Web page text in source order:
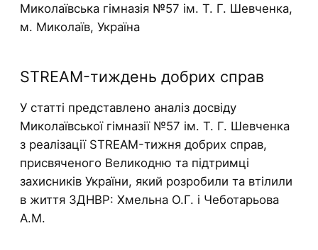
Миколаївська гімназія №57 ім. Т. Г. Шевченка,
м. Миколаїв, Україна
STREAM-тиждень добрих справ
У статті представлено аналіз досвіду
Миколаївської гімназії №57 ім. Т. Г. Шевченка
з реалізації STREAM-тижня добрих справ,
присвяченого Великодню та підтримці
захисників України, який розробили та втілили
в життя ЗДНВР: Хмельна О.Г. і Чеботарьова
А.М.